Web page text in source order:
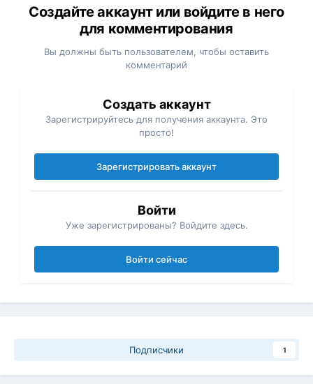
Создайте аккаунт или войдите в него
для комментирования
Вы должны быть пользователем, чтобы оставить
комментарий
Создать аккаунт
Зарегистрируйтесь для получения аккаунта. Это
просто!
Зарегистрировать аккаунт
Войти
Уже зарегистрированы? Войдите здесь.
Войти сейчас
Подписчики 1